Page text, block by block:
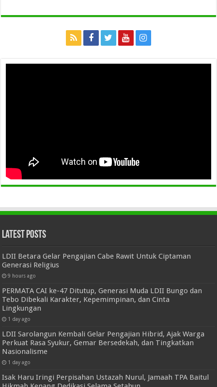
Latest Posts
LDII Betara Gelar Pengajian Cabe Rawit Untuk Ciptaman
Generasi Religius
9 hours ago
PERMATA CAI ke-47 Ditutup, Generasi Muda LDII Bungo dan
Tebo Dibekali Karakter, Kepemimpinan, dan Cinta
Lingkungan
1 day ago
LDII Sarolangun Kembali Gelar Pengajian Hibrid, Ajak Warga
Perkuat Rasa Syukur, Gemar Bersedekah, dan Tingkatkan
Nasionalisme
1 day ago
Isak Haru Iringi Perpisahan Ustazah Nurul, Jamaah TPA Baitul